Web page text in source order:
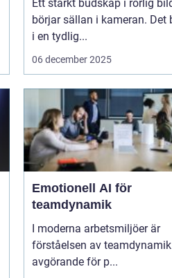
Ett starkt budskap i rörlig
börjar sällan i kameran. Det
i en tydlig...
06 december 2025
Emotionell AI för
teamdynamik
I moderna arbetsmiljöer är
förståelsen av teamdynamik
avgörande för p...